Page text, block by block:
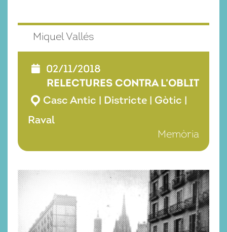
Miquel Vallés
02/11/2018
RELECTURES CONTRA L'OBLIT
Casc Antic | Districte | Gòtic |
Raval
Memòria